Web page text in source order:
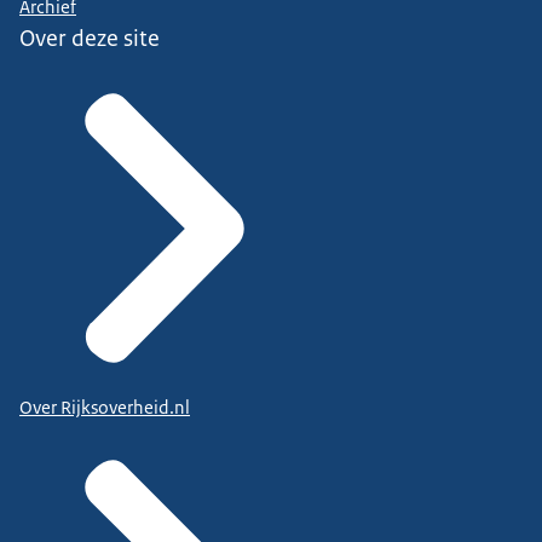
Archief
Over deze site
Over Rijksoverheid.nl